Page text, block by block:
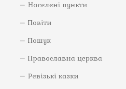
Населені пункти
Повіти
Пошук
Православна церква
Ревізькі казки